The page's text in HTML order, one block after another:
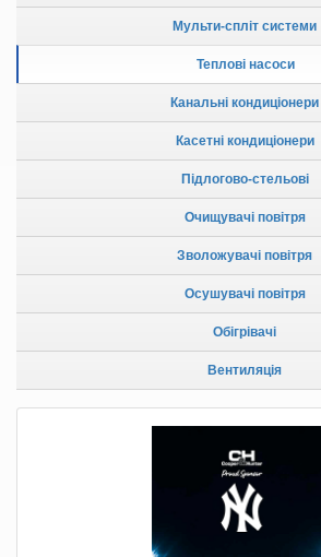
Мульти-спліт системи
Теплові насоси
Канальні кондиціонери
Касетні кондиціонери
Підлогово-стельові
Очищувачі повітря
Зволожувачі повітря
Осушувачі повітря
Обігрівачі
Вентиляція